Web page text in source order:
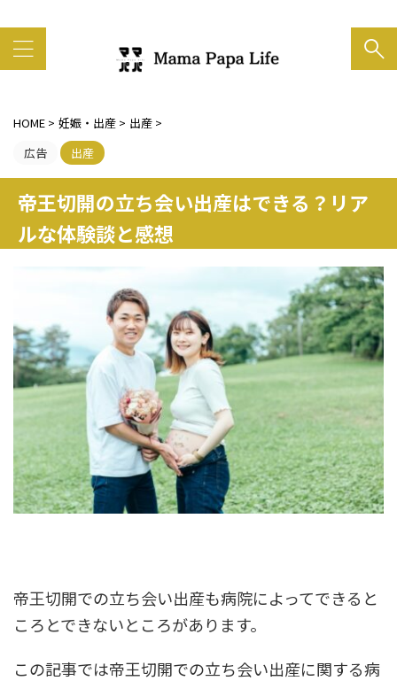
HOME > 妊娠・出産 > 出産 >
広告
出産
帝王切開の立ち会い出産はできる？リア
ルな体験談と感想
帝王切開での立ち会い出産も病院によってできると
ころとできないところがあります。
この記事では帝王切開での立ち会い出産に関する病